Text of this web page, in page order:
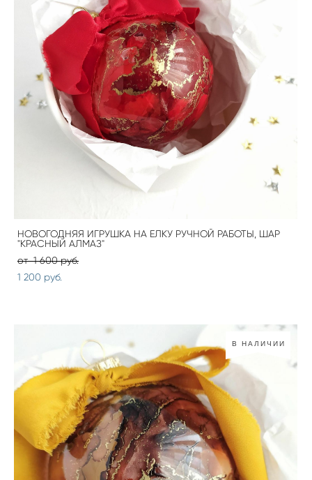
НОВОГОДНЯЯ ИГРУШКА НА ЕЛКУ РУЧНОЙ РАБОТЫ, ШАР
"КРАСНЫЙ АЛМАЗ"
от 1 600 pуб.
1 200 pуб.
В НАЛИЧИИ